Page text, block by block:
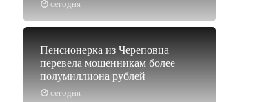
сегодня
сегодня
Пенсионерка из Череповца
перевела мошенникам более
полумиллиона рублей